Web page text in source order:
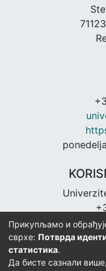
Прикупљамо и
сврхе: Потврда
статистика.
Да бисте сазнали